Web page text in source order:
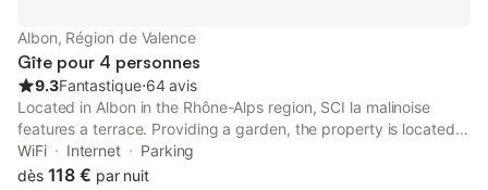
Albon, Région de Valence
Gîte pour 4 personnes
9.3Fantastique⋅64 avis
Located in Albon in the Rhône-Alps region, SCI la malinoise
features a terrace. Providing a garden, the property is located
within 40 km of Vienne Roman Theater. Free WiFi is available
throughout the property and Vienne Train Station is 39 km
WiFi Internet
Parking
dès 118 € par nuit